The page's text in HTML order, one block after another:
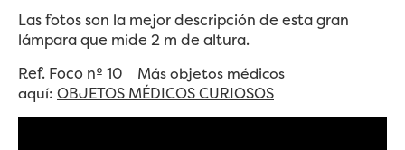
Las fotos son la mejor descripción de esta gran
lámpara que mide 2 m de altura.
Ref. Foco nº 10 Más objetos médicos
aquí: OBJETOS MÉDICOS CURIOSOS